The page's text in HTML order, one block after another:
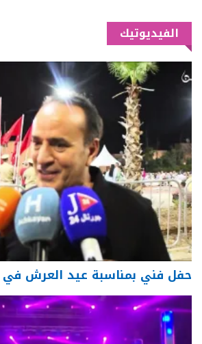
الفيديوتيك
حفل فني بمناسبة عيد العرش